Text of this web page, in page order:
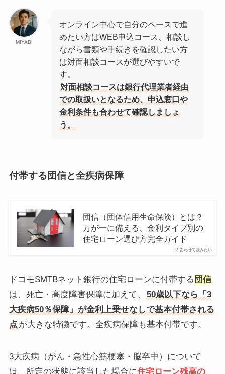
MIYABI
オンライン中心で自分のペースで進
めたい方はWEB申込コース、相談し
ながら書類や手続きを確認したい方
は対面相談コースが選びやすいで
す。
対面相談コースは銀行代理業者経由
での取扱いとなるため、申込窓口や
金利条件も合わせて確認しましょ
う。
付帯する団信と全疾病保障
あわせて読みたい
団信（団体信用生命保険）とは？
万が一に備える、金利タイプ別の
住宅ローン選び方完全ガイド
ドコモSMTBネット銀行の住宅ローンに付帯する 団信
は、死亡・高度障害保障に加えて、
50歳以下なら「3
大疾病50％保障」が金利上乗せなしで基本付帯される
点 が大きな特徴です。全疾病保障も基本付帯です。
3大疾病（がん・急性心筋梗塞・脳卒中）について
は、所定の状態に該当した場合に住宅ローン残高の